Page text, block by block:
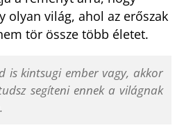
olyan világ, ahol az erőszak
tör össze több életet.
is kintsugi ember vagy, akkor
segíteni ennek a világnak